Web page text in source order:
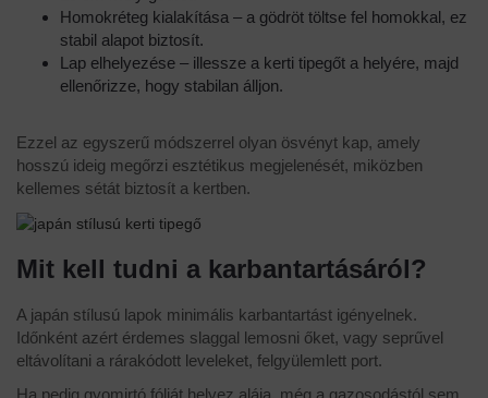
Homokréteg kialakítása – a gödröt töltse fel homokkal, ez
stabil alapot biztosít.
Lap elhelyezése – illessze a kerti tipegőt a helyére, majd
ellenőrizze, hogy stabilan álljon.
Ezzel az egyszerű módszerrel olyan ösvényt kap, amely
hosszú ideig megőrzi esztétikus megjelenését, miközben
kellemes sétát biztosít a kertben.
Mit kell tudni a karbantartásáról?
A japán stílusú lapok minimális karbantartást igényelnek.
Időnként azért érdemes slaggal lemosni őket, vagy seprűvel
eltávolítani a rárakódott leveleket, felgyülemlett port.
Ha pedig gyomirtó fóliát helyez alája, még a gazosodástól sem